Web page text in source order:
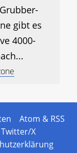
gibt es
4000-
Atom & RSS
Twitter/X